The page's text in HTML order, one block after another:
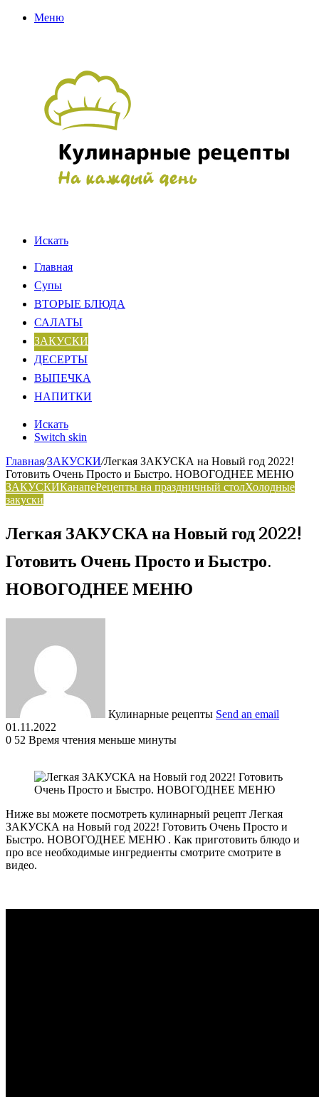
Меню
Искать
Главная
Супы
ВТОРЫЕ БЛЮДА
САЛАТЫ
ЗАКУСКИ
ДЕСЕРТЫ
ВЫПЕЧКА
НАПИТКИ
Искать
Switch skin
Главная/ЗАКУСКИ/Легкая ЗАКУСКА на Новый год 2022!
Готовить Очень Просто и Быстро. НОВОГОДНЕЕ МЕНЮ
ЗАКУСКИКанапеРецепты на праздничный столХолодные
закуски
Легкая ЗАКУСКА на Новый год 2022!
Готовить Очень Просто и Быстро.
НОВОГОДНЕЕ МЕНЮ
Кулинарные рецепты Send an email
01.11.2022
0 52 Время чтения меньше минуты
Ниже вы можете посмотреть кулинарный рецепт Легкая
ЗАКУСКА на Новый год 2022! Готовить Очень Просто и
Быстро. НОВОГОДНЕЕ МЕНЮ . Как приготовить блюдо и
про все необходимые ингредиенты смотрите смотрите в
видео.